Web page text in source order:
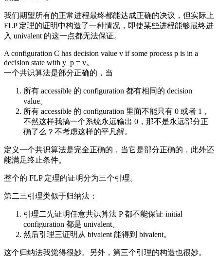
我们期望所有的正常进程最终都能达成正确的决议，但实际上
FLP 定理的证明中构造了一种情况，即使某些进程能够最终进
入 univalent 的这一点都无法保证。
A configuration C has decision value v if some process p is in a
decision state with y_p = v。
一个共识算法是部分正确的，当
所有 accessible 的 configuration 都有相同的 decision
value。
所有 accessible 的 configuration 里面不能只有 0 或者 1，
不然这样我搞一个系统永远输出 0，那不是永远部分正
确了么？不考虑这样的平凡解。
定义一个共识算法是完全正确的，当它是部分正确的，此外还
能满足终止条件。
整个的 FLP 定理的证明分为三个引理。
第二三引理类似于归纳法：
引理二先证明任意共识算法 P 都不能保证 initial
configuration 都是 univalent。
然后引理三证明从 bivalent 能得到 bivalent。
这个归纳法我觉得很妙。另外，第三个引理的构造也很妙。